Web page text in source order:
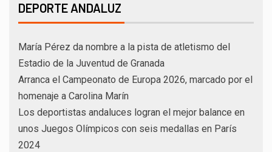
DEPORTE ANDALUZ
María Pérez da nombre a la pista de atletismo del
Estadio de la Juventud de Granada
Arranca el Campeonato de Europa 2026, marcado por el
homenaje a Carolina Marín
Los deportistas andaluces logran el mejor balance en
unos Juegos Olímpicos con seis medallas en París
2024